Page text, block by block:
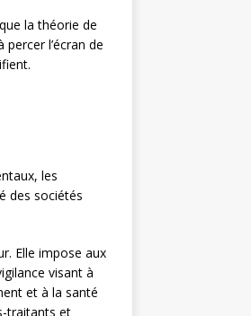
la théorie de
l’écran de
les
des sociétés
Elle impose aux
visant à
et à la santé
traitants et